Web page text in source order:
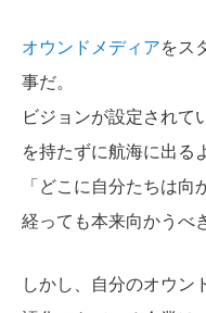
オウンドメディアをス
事だ。
ビジョンが設定されて
を持たずに航海に出る
「どこに自分たちは
経っても本来向かうべ
しかし、自分のオウン